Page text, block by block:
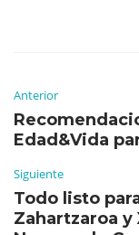
Anterior
Edad&Vida
Siguiente
Todo listo
Zahartzaroa y